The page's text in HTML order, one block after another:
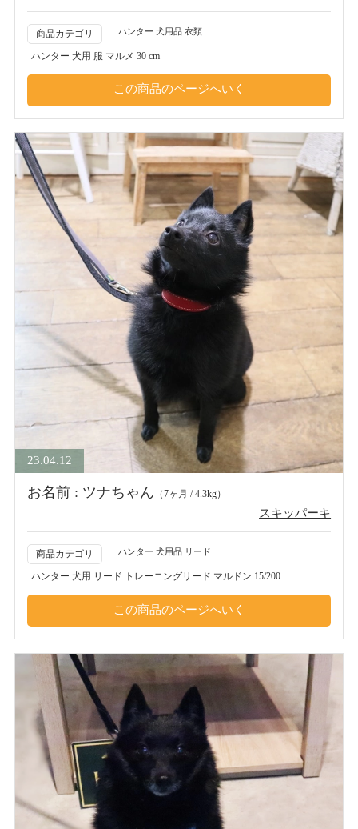
商品カテゴリ ハンター 犬用品 衣類
ハンター 犬用 服 マルメ 30 cm
23.04.12
お名前 : ツナちゃん （7ヶ月 / 4.3kg）
スキッパーキ
商品カテゴリ ハンター 犬用品 リード
ハンター 犬用 リード トレーニングリード マルドン 15/200